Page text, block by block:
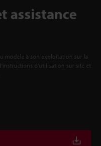
assistance
modèle à son exploitation sur la
d'utilisation sur site et